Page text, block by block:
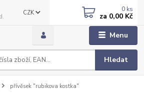
Menu
CZK
Hledat
0 ks
za 0,00 Kč
přívěsek "rubikova kostka"